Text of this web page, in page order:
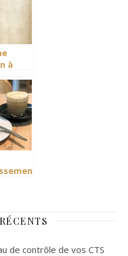
à
de contrôle de vos CTS